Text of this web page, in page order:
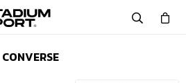
CONVERSE